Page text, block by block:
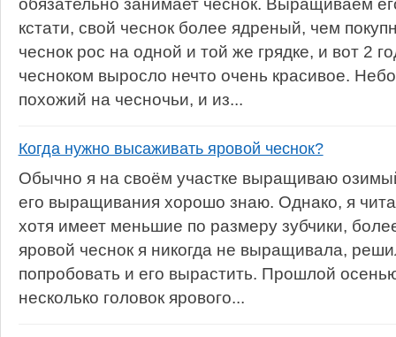
кстати, свой чеснок более ядреный, чем
чеснок рос на одной и той же грядке, и вот 2
чесноком выросло нечто очень красивое.
похожий на чесночьи, и из...
Когда нужно высаживать яровой чеснок?
Обычно я на своём участке выращиваю
его выращивания хорошо знаю. Однако, я
хотя имеет меньшие по размеру зубчики,
яровой чеснок я никогда не выращивала,
попробовать и его вырастить. Прошлой
несколько головок ярового...